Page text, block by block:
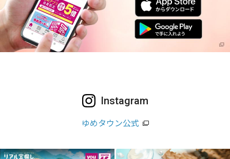
Instagram
ゆめタウン公式